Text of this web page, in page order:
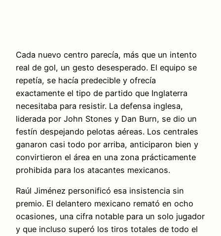
Cada nuevo centro parecía, más que un intento
real de gol, un gesto desesperado. El equipo se
repetía, se hacía predecible y ofrecía
exactamente el tipo de partido que Inglaterra
necesitaba para resistir. La defensa inglesa,
liderada por John Stones y Dan Burn, se dio un
festín despejando pelotas aéreas. Los centrales
ganaron casi todo por arriba, anticiparon bien y
convirtieron el área en una zona prácticamente
prohibida para los atacantes mexicanos.
Raúl Jiménez personificó esa insistencia sin
premio. El delantero mexicano remató en ocho
ocasiones, una cifra notable para un solo jugador
y que incluso superó los tiros totales de todo el